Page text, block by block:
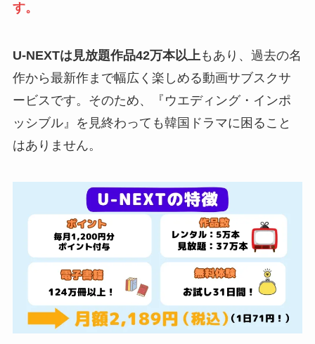
す。
U-NEXTは見放題作品42万本以上もあり、過去の名
作から最新作まで幅広く楽しめる動画サブスクサ
ービスです。そのため、『ウエディング・インポ
ッシブル』を見終わっても韓国ドラマに困ること
はありません。